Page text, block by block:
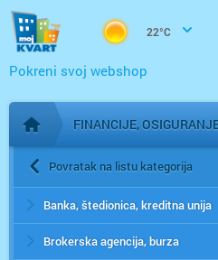
22°C
Pokreni svoj webshop
Početna stranica
FINANCIJE,
Povratak na listu kategorija
Banka, štedionica, kreditna unija
Brokerska agencija, burza